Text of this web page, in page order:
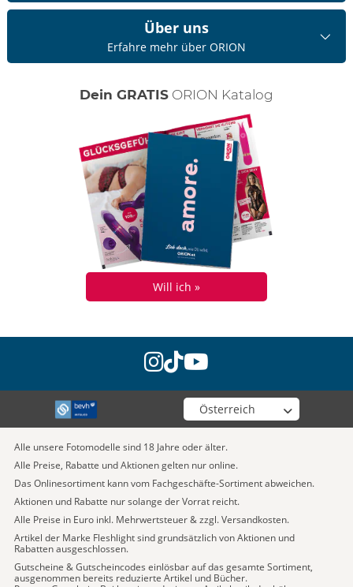
Über uns
Erfahre mehr über ORION
Dein GRATIS ORION Katalog
Will ich »
instagram
tiktok
youtube
Wähle deinen Shop
Alle unsere Fotomodelle sind 18 Jahre oder älter.
Alle Preise, Rabatte und Aktionen gelten nur online.
Das Onlinesortiment kann vom Fachgeschäfte-Sortiment abweichen.
Aktionen und Rabatte nur solange der Vorrat reicht.
Alle Preise in Euro inkl. Mehrwertsteuer & zzgl. Versandkosten.
Artikel der Marke Fleshlight sind grundsätzlich von Aktionen und
Rabatten ausgeschlossen.
Gutscheine & Gutscheincodes einlösbar auf das gesamte Sortiment,
ausgenommen bereits reduzierte Artikel und Bücher.